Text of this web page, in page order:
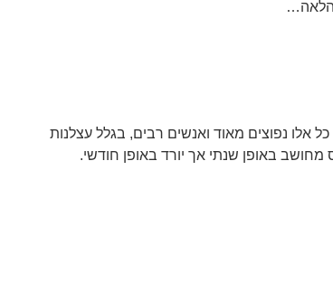
נפוצים מאוד ואנשים רבים, בגלל עצלנות
באופן שנתי אך יורד באופן חודשי.